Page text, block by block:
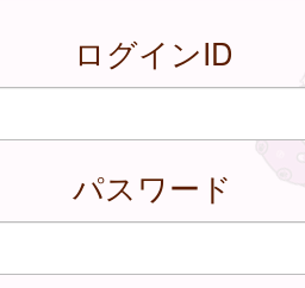
ログインID
パスワード